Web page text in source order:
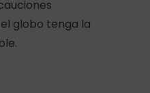
globo tenga la